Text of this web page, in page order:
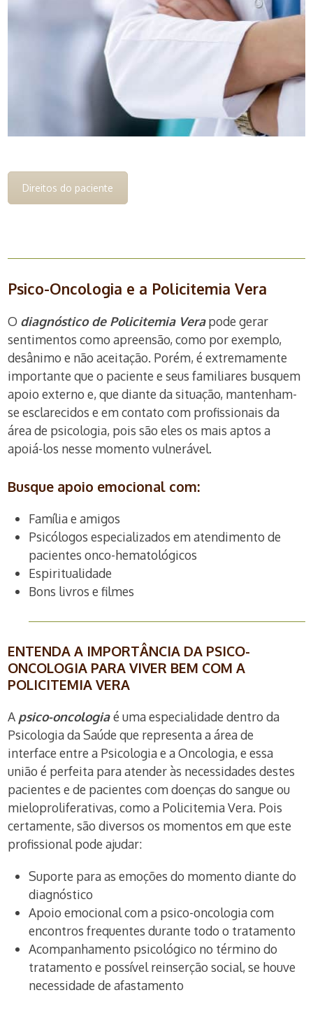
Direitos do paciente
Psico-Oncologia e a Policitemia Vera
O diagnóstico de Policitemia Verapode gerar
sentimentos como apreensão, como por exemplo,
desânimo e não aceitação. Porém, é extremamente
importante que o paciente e seus familiares busquem
apoio externo e, que diante da situação, mantenham-
se esclarecidos e em contato com profissionais da
área de psicologia, pois são eles os mais aptos a
apoiá-los nesse momento vulnerável.
Busque apoio emocional com:
Família e amigos
Psicólogos especializados em atendimento de
pacientes onco-hematológicos
Espiritualidade
Bons livros e filmes
ENTENDA A IMPORTÂNCIA DA PSICO-
ONCOLOGIA PARA VIVER BEM COM A
POLICITEMIA VERA
A psico-oncologiaé uma especialidade dentro da
Psicologia da Saúde que representa a área de
interface entre a Psicologia e a Oncologia, e essa
união é perfeita para atender às necessidades destes
pacientes e de pacientes com doenças do sangue ou
mieloproliferativas, como a Policitemia Vera. Pois
certamente, são diversos os momentos em que este
profissional pode ajudar:
Suporte para as emoções do momento diante do
diagnóstico
Apoio emocional com a psico-oncologia com
encontros frequentes durante todo o tratamento
Acompanhamento psicológico no término do
tratamento e possível reinserção social, se houve
necessidade de afastamento